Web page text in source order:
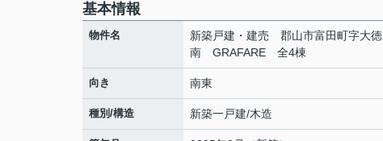
基本情報
物件名
新築戸建・建売 郡山市富田町字大徳
南 GRAFARE 全4棟
向き 南東
種別/構造 新築一戸建/木造